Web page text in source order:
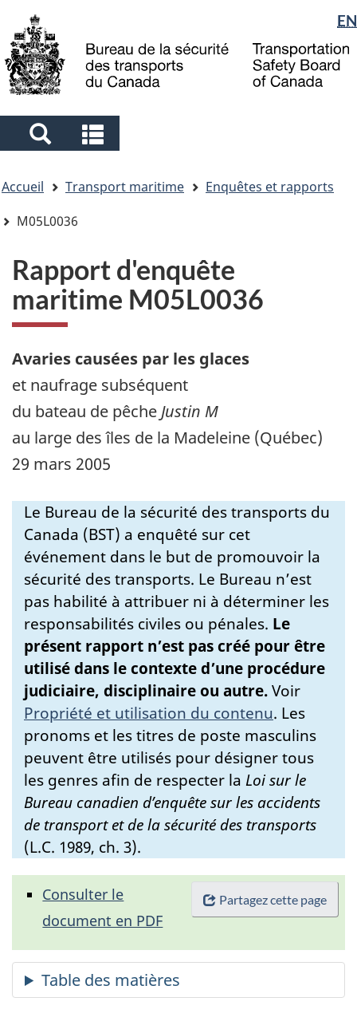
to
main
to
"About
government"
à
la
Sélection
de
la
langue
EN
Search
and
menus
and
menus
êtes
ici
Accueil Transport maritime
Enquêtes et rapports
M05L0036
Rapport d'enquête
maritime M05L0036
Avaries causées par les glaces
et naufrage subséquent
du bateau de pêche Justin M
au large des îles de la Madeleine (Québec)
29 mars 2005
Le Bureau de la sécurité des transports du
Canada (BST) a enquêté sur cet
événement dans le but de promouvoir la
sécurité des transports. Le Bureau n’est
pas habilité à attribuer ni à déterminer les
responsabilités civiles ou pénales. Le
présent rapport n’est pas créé pour être
utilisé dans le contexte d’une procédure
judiciaire, disciplinaire ou autre.Voir
Propriété et utilisation du contenu. Les
pronoms et les titres de poste masculins
peuvent être utilisés pour désigner tous
les genres afin de respecter la Loi sur le
Bureau canadien d’enquête sur les accidents
de transport et de la sécurité des transports
(L.C. 1989, ch. 3).
Partagez cette page
Consulter le
document en PDF